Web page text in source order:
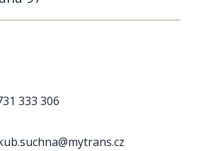
333 306